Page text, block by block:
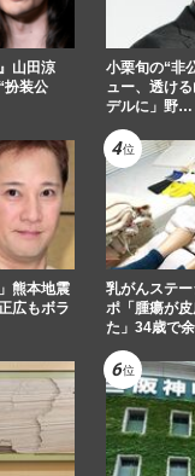
】出会いはSHOCK舞
女性PRIME
本光一、“10年愛の恋人
異変にSNSざわつく
二宮和也ルート”の…
女性PRIME
山田涼
扮装公
小栗旬の“非
ュー、透け
デルに」野…
熊本地震
広もボラ
乳がんステ
ポ「腫瘍が
た」34歳で